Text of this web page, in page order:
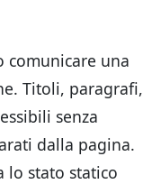
comunicare una
Titoli, paragrafi,
senza
dalla pagina.
lo stato statico